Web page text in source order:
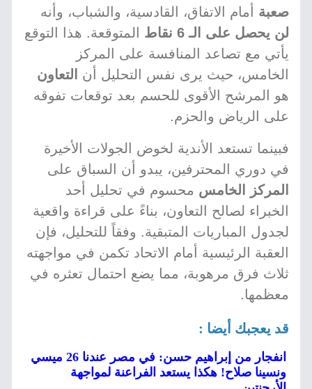
صعبة أمام الاتفاق، القادسية، والشباب، وأنه
لن يحصل على الـ 6 نقاط
المتوقعة. هذا التوقع
يأتي مع تصاعد المنافسة على المركز
الخامس، حيث يرى نفس التحليل أن
التعاون
هو المرشح الأقوى للحسم بعد توقعات تفوقه
على الرياض والحزم.
فبينما تستعد الأندية لخوض الجولات الأخيرة
في دوري المحترفين، يبدو أن السباق على
المركز الخامس محسوم في تحليل أحد
الخبراء لصالح التعاون، بناءً على قراءة واقعية
لجدول المباريات المتبقية. وفقاً للتحليل، فإن
العقبة الرئيسية أمام الاتحاد تكمن في مواجهته
ثلاث فرق مرهوبة، مما يضع احتمال تعثره في
معظمها.
قد يعجبك أيضا :
انفجار من إبراهيم حسن: في مصر عندنا 26 ميسي
ونسينا صلاح! هكذا يستعد الفراعنة لمواجهة